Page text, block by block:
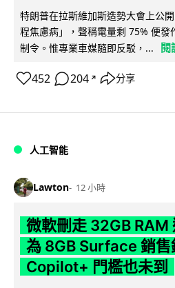
特朗普在拉斯維加斯造勢大會上公
程焦慮病」，聲稱電量剩 75% 便發
制令。惟專業車媒隨即反駁，...
閱
452 204 ↗ 分享
人工智能
Lawton 12 小時
微軟刪走 32GB RAM
為 8GB Surface 銷售
Copilot+ 門檻也未到